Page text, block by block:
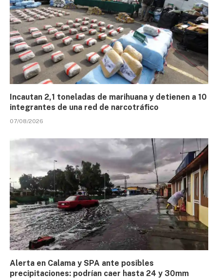
Incautan 2,1 toneladas de marihuana y detienen a 10
integrantes de una red de narcotráfico
07/08/2026
Alerta en Calama y SPA ante posibles
precipitaciones: podrían caer hasta 24 y 30mm